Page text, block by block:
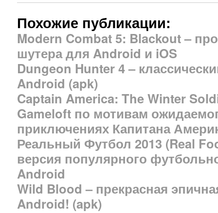
Похожие публикации:
Modern Combat 5: Blackout –
шутера для Android и iOS
Dungeon Hunter 4 –
Android (apk)
Captain America: The Winter
Gameloft по мотивам
приключениях Капитана
Реальный Футбол 2013 (Real
версия популярного
Android
Wild Blood – прекрасная
Android! (apk)